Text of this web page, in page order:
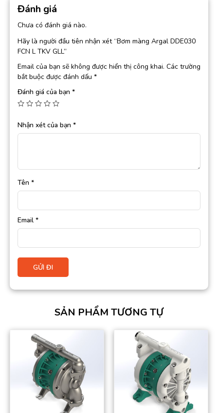
Đánh giá
Chưa có đánh giá nào.
Hãy là người đầu tiên nhận xét “Bơm màng Argal DDE030
FCN L TKV GLL”
Email của bạn sẽ không được hiển thị công khai. Các trường
bắt buộc được đánh dấu *
Đánh giá của bạn *
Nhận xét của bạn *
Tên *
Email *
SẢN PHẨM TƯƠNG TỰ